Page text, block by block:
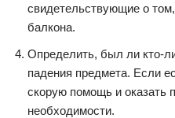
свидетельствующие о
балкона.
Определить, был ли кто-
падения предмета. Если
скорую помощь и оказать
необходимости.